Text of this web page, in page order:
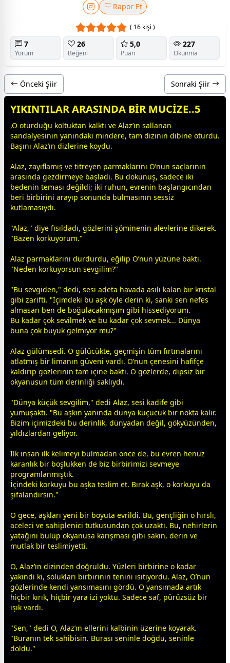
Rapor Et
( 16 kişi )
7
Yorum
26
Beğeni
5,0
Puan
227
Okunma
Önceki Şiir Sonraki Şiir
YIKINTILAR ARASINDA BİR MUCİZE..5
,O oturduğu koltuktan kalktı ve Alaz’ın sallanan
sandalyesinin yanındaki mindere, tam dizinin dibine oturdu.
Başını Alaz’ın dizlerine koydu.
Alaz, zayıflamış ve titreyen parmaklarını O’nun saçlarının
arasında gezdirmeye başladı. Bu dokunuş, sadece iki
bedenin teması değildi; iki ruhun, evrenin başlangıcından
beri birbirini arayıp sonunda bulmasının sessiz
kutlamasıydı.
​"Alaz," diye fısıldadı, gözlerini şöminenin alevlerine dikerek.
"Bazen korkuyorum."
​Alaz parmaklarını durdurdu, eğilip O’nun yüzüne baktı.
"Neden korkuyorsun sevgilim?"
​"Bu sevgiden," dedi, sesi adeta havada asılı kalan bir kristal
gibi zarifti. "İçimdeki bu aşk öyle derin ki, sanki sen nefes
almasan ben de boğulacakmışım gibi hissediyorum.
Bu kadar çok sevilmek ve bu kadar çok sevmek... Dünya
buna çok büyük gelmiyor mu?"
​Alaz gülümsedi. O gülücükte, geçmişin tüm fırtınalarını
atlatmış bir limanın güveni vardı. O’nun çenesini hafifçe
kaldırıp gözlerinin tam içine baktı. O gözlerde, dipsiz bir
okyanusun tüm derinliği saklıydı.
​"Dünya küçük sevgilim," dedi Alaz, sesi kadife gibi
yumuşaktı. "Bu aşkın yanında dünya küçücük bir nokta kalır.
Bizim içimizdeki bu derinlik, dünyadan değil, gökyüzünden,
yıldızlardan geliyor.
İlk insan ilk kelimeyi bulmadan önce de, bu evren henüz
karanlık bir boşlukken de biz birbirimizi sevmeye
programlanmıştık.
İçindeki korkuyu bu aşka teslim et. Bırak aşk, o korkuyu da
şifalandırsın."
​O gece, aşkları yeni bir boyuta evrildi. Bu, gençliğin o hırslı,
aceleci ve sahiplenici tutkusundan çok uzaktı. Bu, nehirlerin
yatağını bulup okyanusa karışması gibi sakin, derin ve
mutlak bir teslimiyetti.
​O, Alaz’ın dizinden doğruldu. Yüzleri birbirine o kadar
yakındı ki, solukları birbirinin tenini ısıtıyordu. Alaz, O’nun
gözlerinde kendi yansımasını gördü. O yansımada artık
hiçbir kırık, hiçbir yara izi yoktu. Sadece saf, pürüzsüz bir
ışık vardı.
​"Sen," dedi O, Alaz’ın ellerini kalbinin üzerine koyarak.
"Buranın tek sahibisin. Burası seninle doğdu, seninle
doldu."